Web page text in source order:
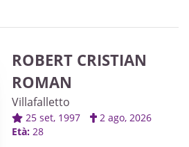
ROBERT CRISTIAN
ROMAN
Villafalletto
25 set, 1997
2 ago, 2026
Età: 28